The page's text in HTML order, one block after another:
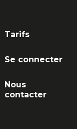
Tarifs
Se connecter
Nous
contacter